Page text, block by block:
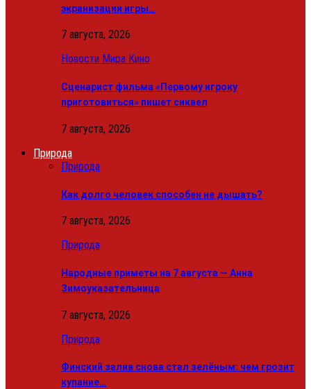
экранизации игры…
7 августа, 2026
Новости Мира Кино
Сценарист фильма «Первому игроку
приготовиться» пишет сиквел
7 августа, 2026
Природа
Природа
Как долго человек способен не дышать?
7 августа, 2026
Природа
Народные приметы на 7 августа — Анна
Зимоуказательница
7 августа, 2026
Природа
Финский залив снова стал зелёным: чем грозит
купание…